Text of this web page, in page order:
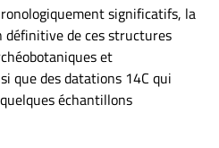
significatifs, la
de ces structures
et
que des datations 14C qui
échantillons